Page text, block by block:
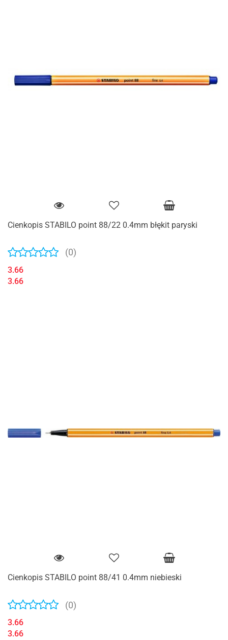
Cienkopis STABILO point 88/22 0.4mm błękit paryski
(0)
3.66
3.66
Cienkopis STABILO point 88/41 0.4mm niebieski
(0)
3.66
3.66